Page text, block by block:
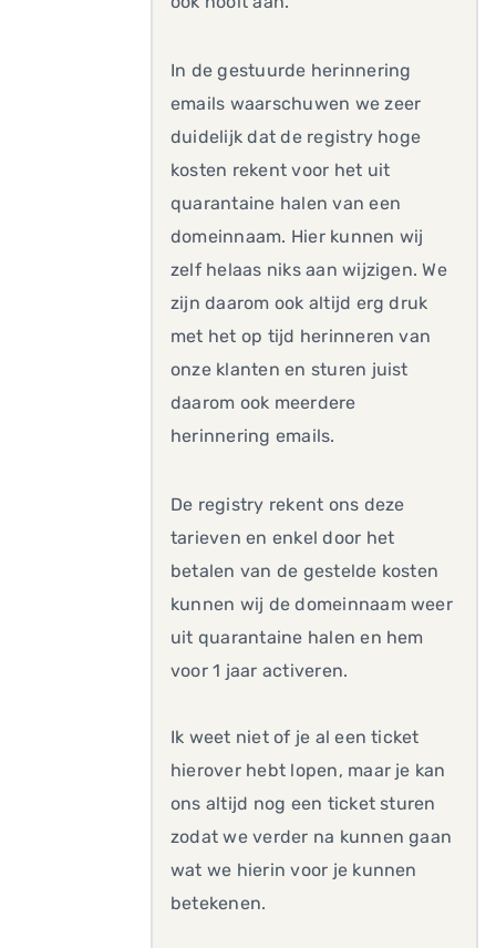
In de gestuurde herinnering
emails waarschuwen we zeer
duidelijk dat de registry hoge
kosten rekent voor het uit
quarantaine halen van een
domeinnaam. Hier kunnen wij
zelf helaas niks aan wijzigen. We
zijn daarom ook altijd erg druk
met het op tijd herinneren van
onze klanten en sturen juist
daarom ook meerdere
herinnering emails.
De registry rekent ons deze
tarieven en enkel door het
betalen van de gestelde kosten
kunnen wij de domeinnaam weer
uit quarantaine halen en hem
voor 1 jaar activeren.
Ik weet niet of je al een ticket
hierover hebt lopen, maar je kan
ons altijd nog een ticket sturen
zodat we verder na kunnen gaan
wat we hierin voor je kunnen
betekenen.